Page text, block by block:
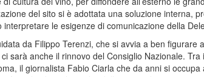
del sito si è adottata una soluzione interna,
le esigenze di comunicazione della
da Filippo Terenzi, che si avvia a ben figurare
sarà anche il rinnovo del Consiglio Nazionale. Tra
il giornalista Fabio Ciarla che da anni si occupa